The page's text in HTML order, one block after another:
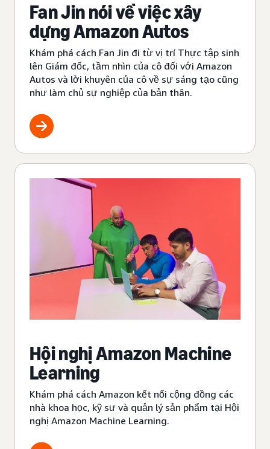
Fan Jin nói về việc xây
dựng Amazon Autos
Khám phá cách Fan Jin đi từ vị trí Thực tập sinh
lên Giám đốc, tầm nhìn của cô đối với Amazon
Autos và lời khuyên của cô về sự sáng tạo cũng
như làm chủ sự nghiệp của bản thân.
Hội nghị Amazon Machine
Learning
Khám phá cách Amazon kết nối cộng đồng các
nhà khoa học, kỹ sư và quản lý sản phẩm tại Hội
nghị Amazon Machine Learning.